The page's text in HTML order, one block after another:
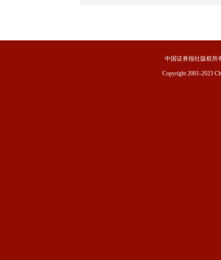
中国证券报社版权所
Copyright 2001-2023